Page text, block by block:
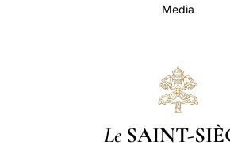
Media
Le SAINT-